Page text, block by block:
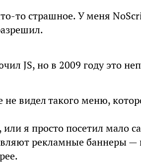
то страшное. У меня
JS, но в 2009 году это
видел такого меню,
я просто посетил мало
рекламные баннеры —